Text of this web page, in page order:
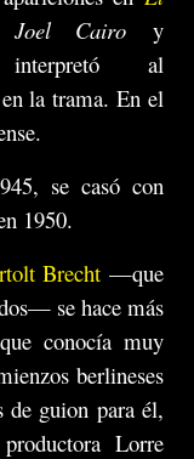
Joel Cairo y
al
la trama. En el
se casó con
1950.
Brecht—que
se hace más
conocía muy
berlineses
de guion para él,
Lorre